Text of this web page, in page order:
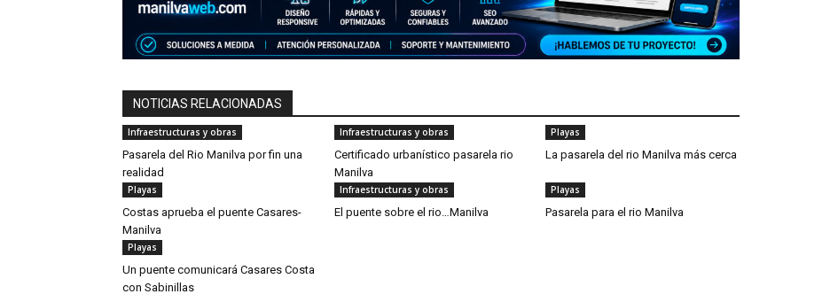
NOTICIAS RELACIONADAS
Infraestructuras y obras
Pasarela del Rio Manilva por fin una
realidad
Infraestructuras y obras
Certificado urbanístico pasarela rio
Manilva
Playas
La pasarela del rio Manilva más cerca
Playas
Costas aprueba el puente Casares-
Manilva
Infraestructuras y obras
El puente sobre el rio…Manilva
Playas
Pasarela para el rio Manilva
Playas
Un puente comunicará Casares Costa
con Sabinillas